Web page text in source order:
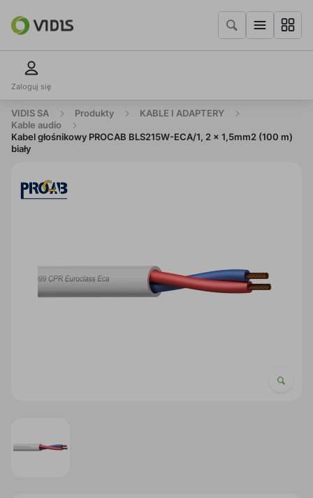
Zaloguj się
VIDIS SA Produkty
KABLE I ADAPTERY
Kable audio
Kabel głośnikowy PROCAB BLS215W-ECA/1, 2 x 1,5mm2 (100 m)
biały